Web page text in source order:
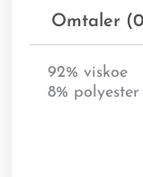
Omtaler
92% viskoe
8% polyester